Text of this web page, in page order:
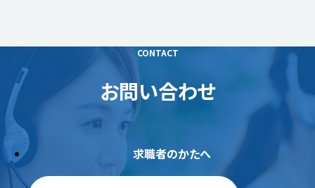
CONTACT
お問い合わせ
求職者のかたへ